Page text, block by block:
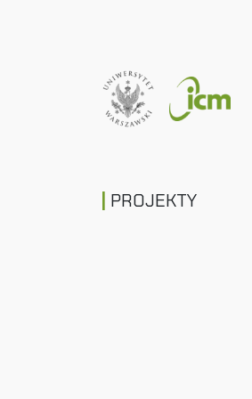
PROJEKTY